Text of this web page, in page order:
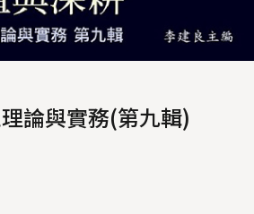
論與實務(第九輯)